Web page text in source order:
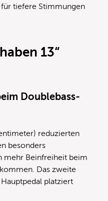
tiefere Stimmungen
13“
Doublebass-
reduzierten
besonders
mehr Beinfreiheit beim
Das zweite
platziert